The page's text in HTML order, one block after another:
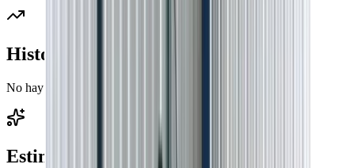
Historial de precios
No hay cambios de precio registrados
Estimación de valor